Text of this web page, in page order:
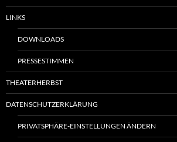
LINKS
DOWNLOADS
PRESSESTIMMEN
THEATERHERBST
DATENSCHUTZERKLÄRUNG
PRIVATSPHÄRE-EINSTELLUNGEN ÄNDERN